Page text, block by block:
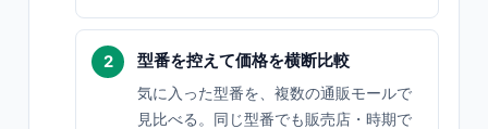
型番を控えて価格を横断比較
気に入った型番を、複数の通販モールで
見比べる。同じ型番でも販売店・時期で